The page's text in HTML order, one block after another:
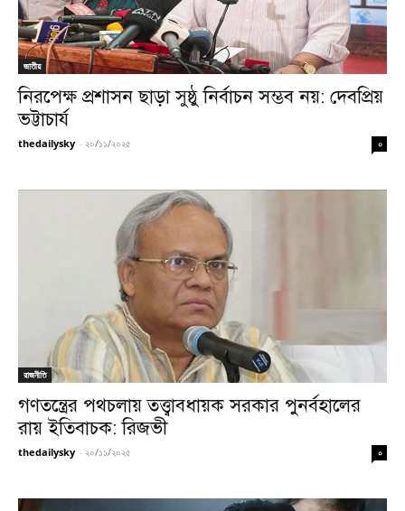
জাতীয়
নিরপেক্ষ প্রশাসন ছাড়া সুষ্ঠু নির্বাচন সম্ভব নয়: দেবপ্রিয়
ভট্টাচার্য
thedailysky - ২০/১১/২০২৫ ০
রাজনীতি
গণতন্ত্রের পথচলায় তত্ত্বাবধায়ক সরকার পুনর্বহালের
রায় ইতিবাচক: রিজভী
thedailysky - ২০/১১/২০২৫ ০